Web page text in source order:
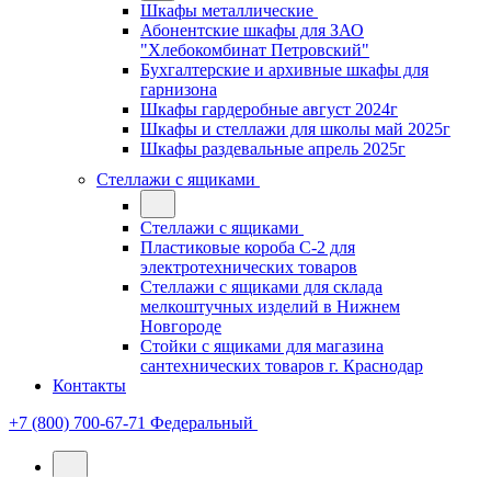
Шкафы металлические
Абонентские шкафы для ЗАО
"Хлебокомбинат Петровский"
Бухгалтерские и архивные шкафы для
гарнизона
Шкафы гардеробные август 2024г
Шкафы и стеллажи для школы май 2025г
Шкафы раздевальные апрель 2025г
Стеллажи с ящиками
Стеллажи с ящиками
Пластиковые короба С-2 для
электротехнических товаров
Стеллажи с ящиками для склада
мелкоштучных изделий в Нижнем
Новгороде
Стойки с ящиками для магазина
сантехнических товаров г. Краснодар
Контакты
+7 (800) 700-67-71 Федеральный